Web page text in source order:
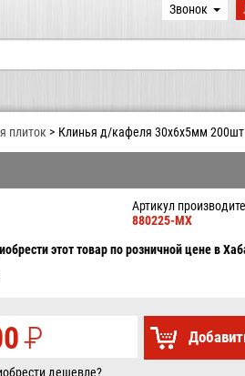
Звонок
плиток Клинья д/кафеля 30х6х5мм 200шт
Артикул
880225-MX
этот товар по розничной цене в
P
дешевле?